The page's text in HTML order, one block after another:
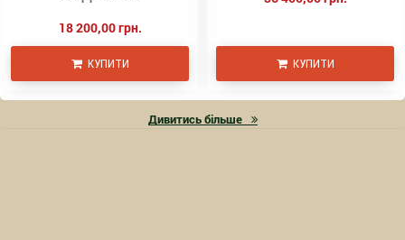
18 200,00 грн.
КУПИТИ КУПИТИ
Дивитись більше